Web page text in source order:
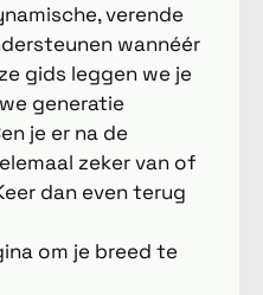
verende
wannéér
gids leggen we je
generatie
je er na de
zeker van of
dan even terug
om je breed te